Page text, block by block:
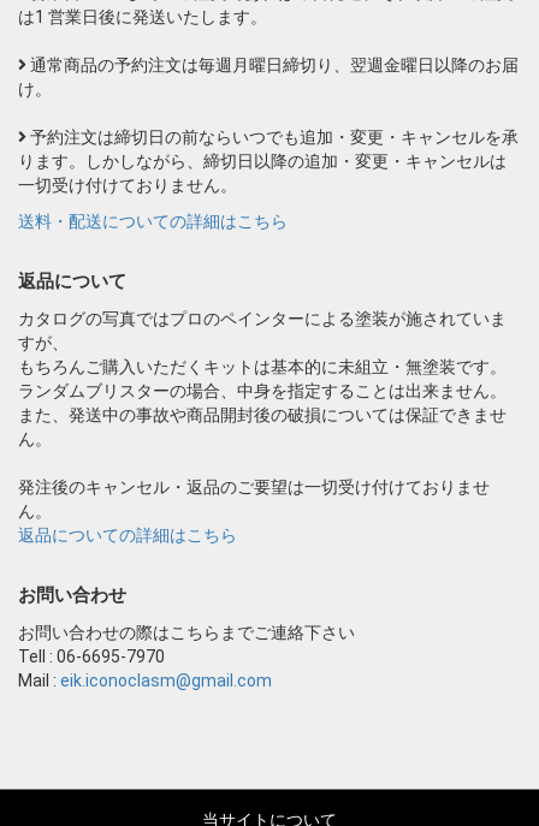
は1 営業日後に発送いたします。
通常商品の予約注文は毎週月曜日締切り、翌週金曜日以降のお届
け。
予約注文は締切日の前ならいつでも追加・変更・キャンセルを承
ります。しかしながら、締切日以降の追加・変更・キャンセルは
一切受け付けておりません。
送料・配送についての詳細はこちら
返品について
カタログの写真ではプロのペインターによる塗装が施されていま
すが、
もちろんご購入いただくキットは基本的に未組立・無塗装です。
ランダムブリスターの場合、中身を指定することは出来ません。
また、発送中の事故や商品開封後の破損については保証できませ
ん。
発注後のキャンセル・返品のご要望は一切受け付けておりませ
ん。
返品についての詳細はこちら
お問い合わせ
お問い合わせの際はこちらまでご連絡下さい
Tell : 06-6695-7970
Mail : eik.iconoclasm@gmail.com
当サイトについて